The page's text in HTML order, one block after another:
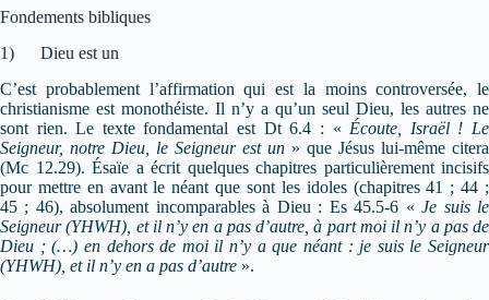
Fondements bibliques
1) Dieu est un
C’est probablement l’affirmation qui est la moins controversée, le
christianisme est monothéiste. Il n’y a qu’un seul Dieu, les autres ne
sont rien. Le texte fondamental est Dt 6.4 : « Écoute, Israël ! Le
Seigneur, notre Dieu, le Seigneur est un » que Jésus lui-même citera
(Mc 12.29). Ésaïe a écrit quelques chapitres particulièrement incisifs
pour mettre en avant le néant que sont les idoles (chapitres 41 ; 44 ;
45 ; 46), absolument incomparables à Dieu : Es 45.5-6 «Je suis le
Seigneur (YHWH), et il n’y en a pas d’autre,à part moi il n’y a pas de
Dieu ; (…) en dehors de moi il n’y a que néant : je suis le Seigneur
(YHWH), et il n’y en a pas d’autre ».